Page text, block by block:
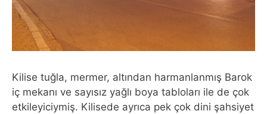
Kilise tuğla, mermer, altından harmanlanmış Barok
iç mekanı ve sayısız yağlı boya tabloları ile de çok
etkileyiciymiş. Kilisede ayrıca pek çok dini şahsiyet